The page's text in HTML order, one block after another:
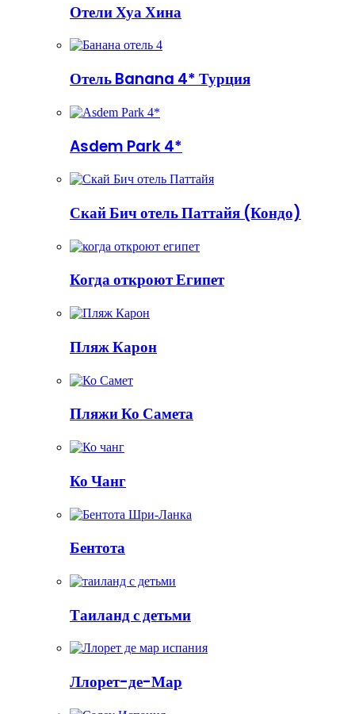
Отели Хуа Хина
Отель Banana 4* Турция
Asdem Park 4*
Скай Бич отель Паттайя (Кондо)
Когда откроют Египет
Пляж Карон
Пляжи Ко Самета
Ко Чанг
Бентота
Таиланд с детьми
Ллорет-де-Мар